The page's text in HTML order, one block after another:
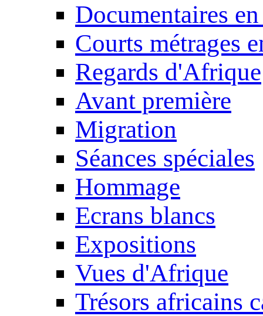
Documentaires
Courts métrages
Regards d'Afrique
Avant première
Migration
Séances spéciales
Hommage
Ecrans blancs
Expositions
Vues d'Afrique
Trésors africains